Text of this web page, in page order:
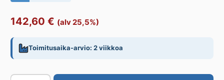
142,60 € (alv 25,5%)
Toimitusaika-arvio: 2 viikkoa